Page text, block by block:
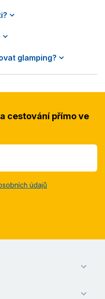
glamping?
cestování přímo ve
údajů